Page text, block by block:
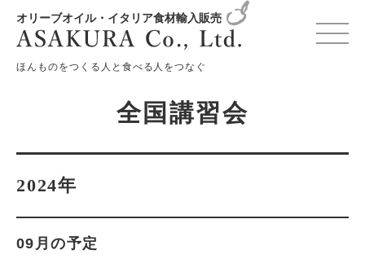
オリーブオイル・イタリア食材輸入販売
ほんものをつくる人と食べる人をつなぐ
変更確認プレビュー
全国講習会
2024年
09月の予定